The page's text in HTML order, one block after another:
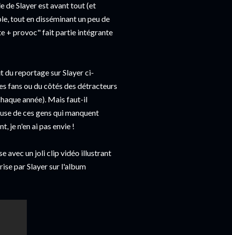
de Slayer est avant tout (et
tout en disséminant un peu de
+ provoc" fait partie intégrante
du reportage sur Slayer ci-
fans ou du côtés des détracteurs
année). Mais faut-il
de ces gens qui manquent
je n'en ai pas envie !
avec un joli clip vidéo illustrant
par Slayer sur l'album